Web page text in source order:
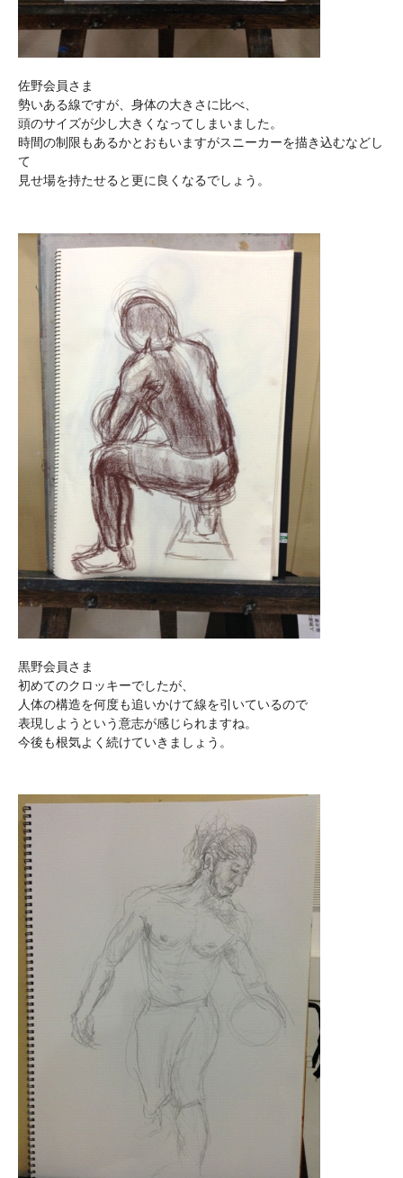
佐野会員さま
勢いある線ですが、身体の大きさに比べ、
頭のサイズが少し大きくなってしまいました。
時間の制限もあるかとおもいますがスニーカーを描き込むなどし
て
見せ場を持たせると更に良くなるでしょう。
黒野会員さま
初めてのクロッキーでしたが、
人体の構造を何度も追いかけて線を引いているので
表現しようという意志が感じられますね。
今後も根気よく続けていきましょう。